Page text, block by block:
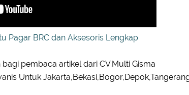
Pagar BRC dan Aksesoris Lengkap
pembaca artikel dari CV.Multi Gisma
Untuk